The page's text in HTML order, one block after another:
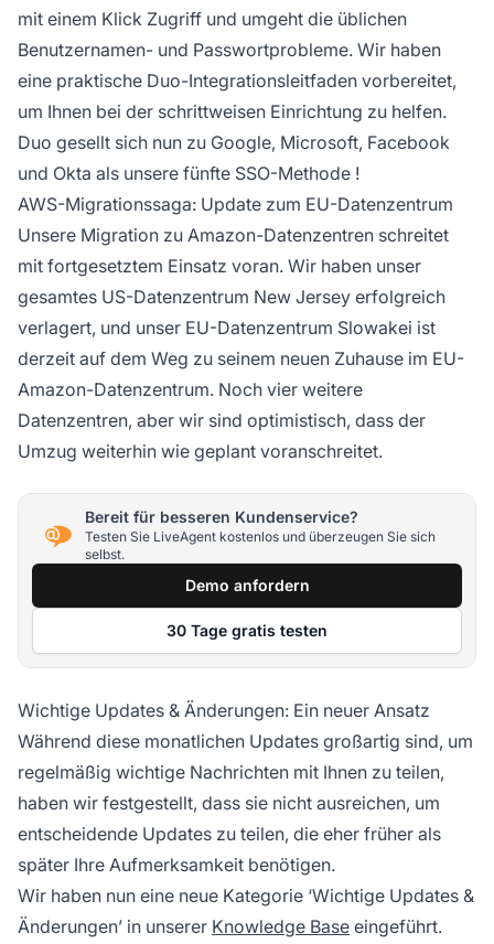
mit einem Klick Zugriff und umgeht die üblichen
Benutzernamen- und Passwortprobleme. Wir haben
eine praktische Duo-Integrationsleitfaden vorbereitet,
um Ihnen bei der schrittweisen Einrichtung zu helfen.
Duo gesellt sich nun zu Google, Microsoft, Facebook
und Okta als unsere fünfte SSO-Methode !
AWS-Migrationssaga: Update zum EU-Datenzentrum
Unsere Migration zu Amazon-Datenzentren schreitet
mit fortgesetztem Einsatz voran. Wir haben unser
gesamtes US-Datenzentrum New Jersey erfolgreich
verlagert, und unser EU-Datenzentrum Slowakei ist
derzeit auf dem Weg zu seinem neuen Zuhause im EU-
Amazon-Datenzentrum. Noch vier weitere
Datenzentren, aber wir sind optimistisch, dass der
Umzug weiterhin wie geplant voranschreitet.
Bereit für besseren Kundenservice?
Testen Sie LiveAgent kostenlos und überzeugen Sie sich
selbst.
Demo anfordern
30 Tage gratis testen
Wichtige Updates & Änderungen: Ein neuer Ansatz
Während diese monatlichen Updates großartig sind, um
regelmäßig wichtige Nachrichten mit Ihnen zu teilen,
haben wir festgestellt, dass sie nicht ausreichen, um
entscheidende Updates zu teilen, die eher früher als
später Ihre Aufmerksamkeit benötigen.
Wir haben nun eine neue Kategorie ‘Wichtige Updates &
Änderungen’ in unserer Knowledge Base eingeführt.